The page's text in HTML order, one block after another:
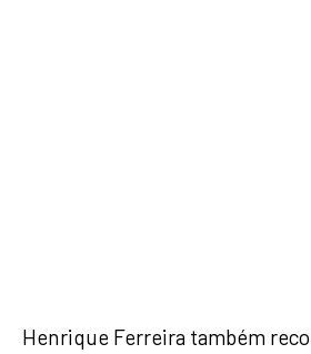
Henrique Ferreira também